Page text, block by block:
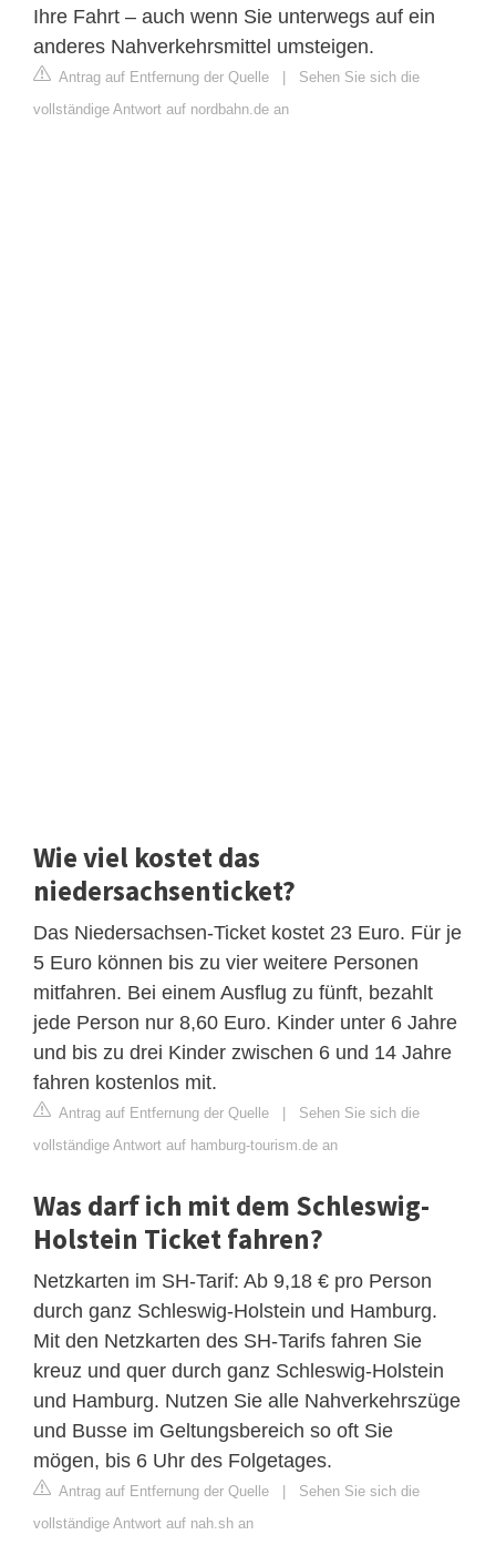
Ihre Fahrt – auch wenn Sie unterwegs auf ein
anderes Nahverkehrsmittel umsteigen.
Antrag auf Entfernung der Quelle | Sehen Sie sich die
vollständige Antwort auf nordbahn.de an
Wie viel kostet das
niedersachsenticket?
Das Niedersachsen-Ticket kostet 23 Euro. Für je
5 Euro können bis zu vier weitere Personen
mitfahren. Bei einem Ausflug zu fünft, bezahlt
jede Person nur 8,60 Euro. Kinder unter 6 Jahre
und bis zu drei Kinder zwischen 6 und 14 Jahre
fahren kostenlos mit.
Antrag auf Entfernung der Quelle | Sehen Sie sich die
vollständige Antwort auf hamburg-tourism.de an
Was darf ich mit dem Schleswig-
Holstein Ticket fahren?
Netzkarten im SH-Tarif: Ab 9,18 € pro Person
durch ganz Schleswig-Holstein und Hamburg.
Mit den Netzkarten des SH-Tarifs fahren Sie
kreuz und quer durch ganz Schleswig-Holstein
und Hamburg. Nutzen Sie alle Nahverkehrszüge
und Busse im Geltungsbereich so oft Sie
mögen, bis 6 Uhr des Folgetages.
Antrag auf Entfernung der Quelle | Sehen Sie sich die
vollständige Antwort auf nah.sh an